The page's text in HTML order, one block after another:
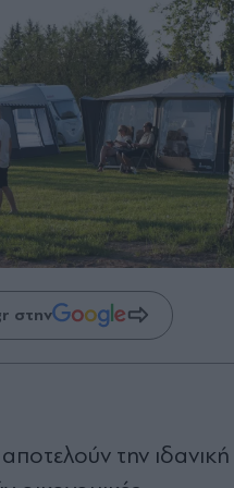
στην
αποτελούν την ιδανική